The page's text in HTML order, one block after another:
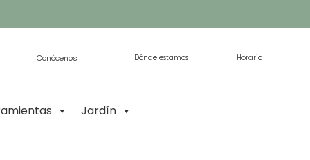
Horario
Dónde estamos
Conócenos
Jardín